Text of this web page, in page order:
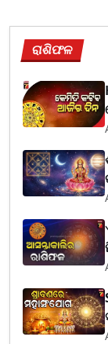
ରାଶିଫଳ